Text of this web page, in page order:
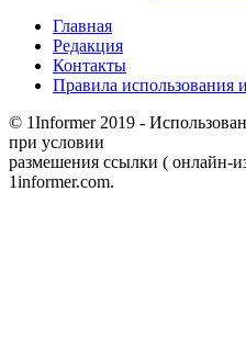
Главная
Редакция
Контакты
Правила использования
© 1Informer 2019 -
при условии
размешения ссылки ( онлайн-
1informer.com.